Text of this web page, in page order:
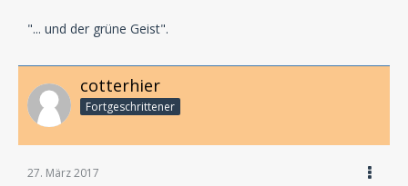
"... und der grüne Geist".
cotterhier
Fortgeschrittener
27. März 2017